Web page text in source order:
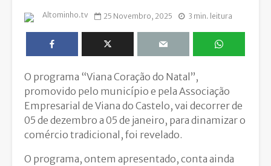
Altominho.tv 25 Novembro, 2025 3 min. leitura
O programa “Viana Coração do Natal”,
promovido pelo município e pela Associação
Empresarial de Viana do Castelo, vai decorrer de
05 de dezembro a 05 de janeiro, para dinamizar o
comércio tradicional, foi revelado.
O programa, ontem apresentado, conta ainda